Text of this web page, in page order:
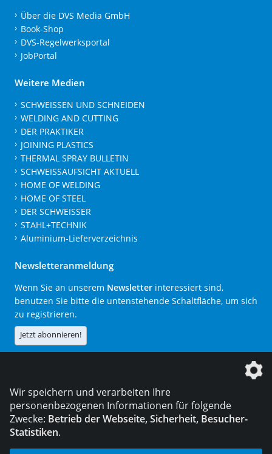
Über die DVS Media GmbH
Book-Shop
DVS-Regelwerksportal
JobPortal
Weitere Medien
SCHWEISSEN UND SCHNEIDEN
WELDING AND CUTTING
DER PRAKTIKER
JOINING PLASTICS
THERMAL SPRAY BULLETIN
SCHWEISSAUFSICHT AKTUELL
HOME OF WELDING
HOME OF STEEL
DER SCHWEISSER
STAHL+TECHNIK
Aluminium-Lieferverzeichnis
Newsletteranmeldung
Wenn Sie an unserem Newsletter interessiert sind,
benutzen Sie bitte die untenstehende Schaltfläche, um sich
zu registrieren.
Jetzt abonnieren!
Die DVS Media GmbH ist ein Unternehmen der
Wir speichern und verarbeiten Ihre
personenbezogenen Informationen für folgende
Zwecke: Betrieb der Webseite, Sicherheit, Besucher-
Statistiken.